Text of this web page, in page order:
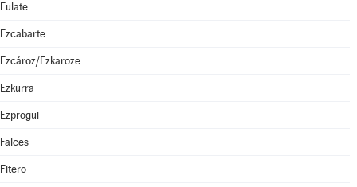
Eulate
Ezcabarte
Ezcároz/Ezkaroze
Ezkurra
Ezprogui
Falces
Fitero